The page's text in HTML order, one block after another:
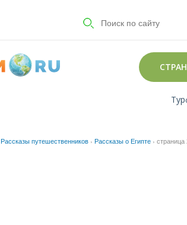
Рассказы путешественников › Рассказы о Египте › страница